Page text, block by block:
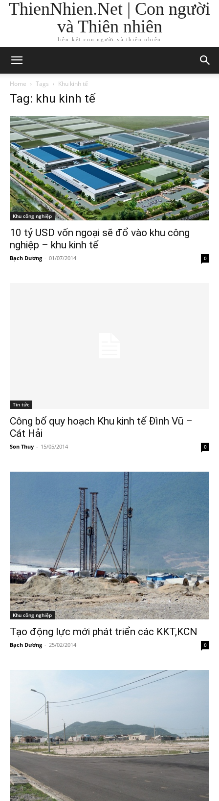
ThienNhien.Net | Con người
và Thiên nhiên
liên kết con người và thiên nhiên
Home Tags Khu kinh tế
Tag: khu kinh tế
Khu công nghiệp
10 tỷ USD vốn ngoại sẽ đổ vào khu công
nghiệp – khu kinh tế
Bạch Dương - 01/07/2014 0
Tin tức
Công bố quy hoạch Khu kinh tế Ðình Vũ –
Cát Hải
Son Thuy - 15/05/2014 0
Khu công nghiệp
Tạo động lực mới phát triển các KKT,KCN
Bạch Dương - 25/02/2014 0